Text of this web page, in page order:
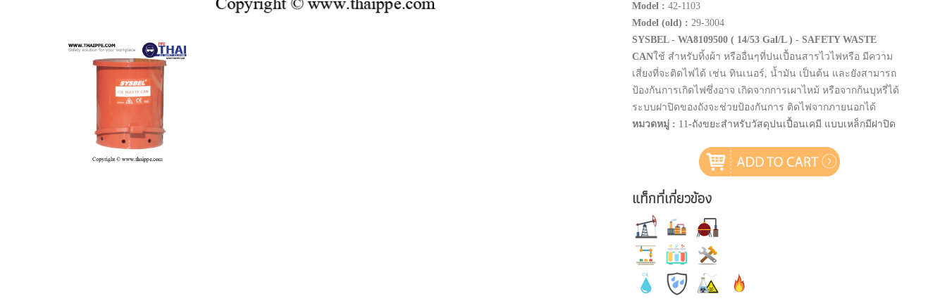
Model : 42-1103
Model (old) : 29-3004
SYSBEL - WA8109500 ( 14/53 Gal/L ) - SAFETY WASTE
CANใช้ สำหรับทิ้งผ้า หรืออื่นๆที่ปนเปื้อนสารไวไฟหรือ มีความ
เสี่ยงที่จะติดไฟได้ เช่น ทินเนอร์, น้ำมัน เป็นต้น และยังสามารถ
ป้องกันการเกิดไฟซึ่งอาจ เกิดจากการเผาไหม้ หรือจากก้นบุหรี่ได้
ระบบฝาปิดของถังจะช่วยป้องกันการ ติดไฟจากภายนอกได้
หมวดหมู่ : 11-ถังขยะสำหรับวัสดุปนเปื้อนเคมี แบบเหล็กมีฝาปิด
แท็กที่เกี่ยวข้อง